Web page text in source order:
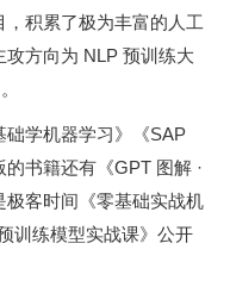
进行各种角色扮演、头
略，尝试不同方案完成
，共同完成复杂任务。
人脉工具，并开发一个
用细节，到数据连接的
环节都是为了打造出一
积累了极为丰富的人工
方向为 NLP 预训练大
础学机器学习》《SAP
书籍还有《GPT 图解 ·
客时间《零基础实战机
训练模型实战课》公开